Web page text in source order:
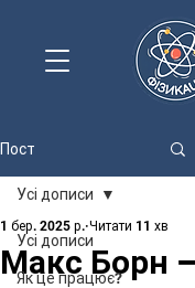
Пост
Усі дописи
Як це працює?
Усі дописи
Макс Борн
1 бер. 2025 р. Читати 11 хв